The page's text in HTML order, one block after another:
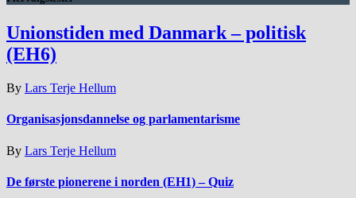
Unionstiden med Danmark – politisk
(EH6)
By Lars Terje Hellum
Organisasjonsdannelse og parlamentarisme
By Lars Terje Hellum
De første pionerene i norden (EH1) – Quiz